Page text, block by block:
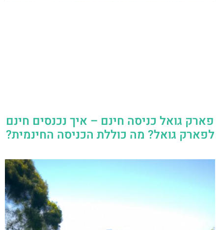
פארק גואל כניסה חינם – איך נכנסים חינם
לפארק גואל? מה כוללת הכניסה החינמית?